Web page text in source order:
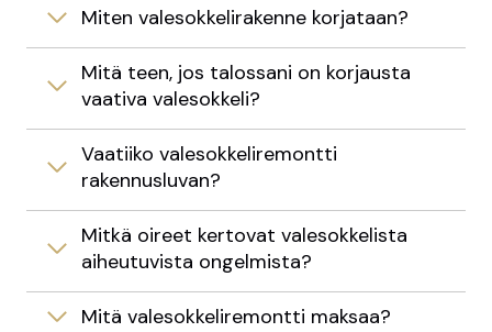
Miten valesokkelirakenne korjataan?
Mitä teen, jos talossani on korjausta
vaativa valesokkeli?
Vaatiiko valesokkeliremontti
rakennusluvan?
Mitkä oireet kertovat valesokkelista
aiheutuvista ongelmista?
Mitä valesokkeliremontti maksaa?